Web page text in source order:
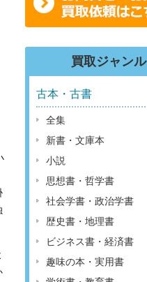
買取ジャンル
古本・古書
全集
新書・文庫本
小説
思想書・哲学書
社会学書・政治学書
歴史書・地理書
ビジネス書・経済書
趣味の本・実用書